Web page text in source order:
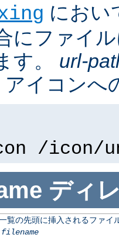
におい
にファイ
す。 url-
イコンへ
/icon/
ディ
覧の先頭に挿入されるファイ
filename